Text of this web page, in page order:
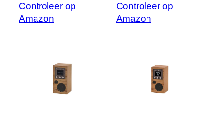
Controleer op
Amazon
Controleer op
Amazon